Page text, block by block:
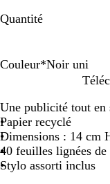
Quantité
Couleur*Noir uni
i
r
u
n
i
u
g
e
/
b
e
u
Une publicité tout
Papier recyclé
Dimensions : 14 cm
40 feuilles lignées
Stylo assorti inclus